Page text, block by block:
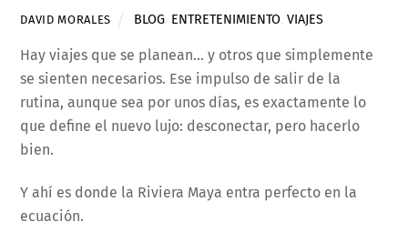
DAVID MORALES BLOG ENTRETENIMIENTO ,VIAJES
Hay viajes que se planean… y otros que simplemente
se sienten necesarios. Ese impulso de salir de la
rutina, aunque sea por unos días, es exactamente lo
que define el nuevo lujo: desconectar, pero hacerlo
bien.
Y ahí es donde la Riviera Maya entra perfecto en la
ecuación.